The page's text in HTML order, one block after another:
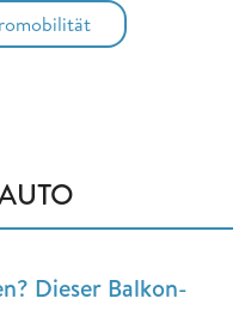
Dieser Balkon-